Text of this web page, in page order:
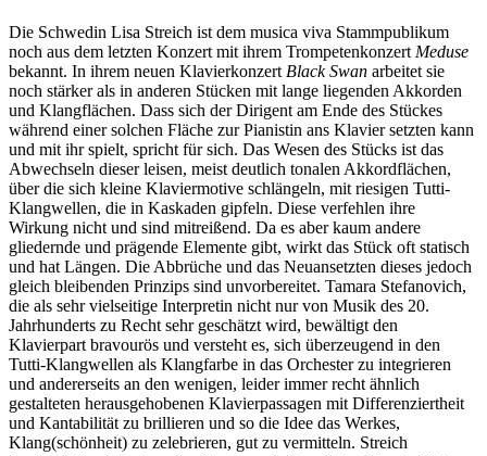
Die Schwedin Lisa Streich ist dem musica viva Stammpublikum
noch aus dem letzten Konzert mit ihrem Trompetenkonzert Meduse
bekannt. In ihrem neuen Klavierkonzert Black Swan arbeitet sie
noch stärker als in anderen Stücken mit lange liegenden Akkorden
und Klangflächen. Dass sich der Dirigent am Ende des Stückes
während einer solchen Fläche zur Pianistin ans Klavier setzten kann
und mit ihr spielt, spricht für sich. Das Wesen des Stücks ist das
Abwechseln dieser leisen, meist deutlich tonalen Akkordflächen,
über die sich kleine Klaviermotive schlängeln, mit riesigen Tutti-
Klangwellen, die in Kaskaden gipfeln. Diese verfehlen ihre
Wirkung nicht und sind mitreißend. Da es aber kaum andere
gliedernde und prägende Elemente gibt, wirkt das Stück oft statisch
und hat Längen. Die Abbrüche und das Neuansetzten dieses jedoch
gleich bleibenden Prinzips sind unvorbereitet. Tamara Stefanovich,
die als sehr vielseitige Interpretin nicht nur von Musik des 20.
Jahrhunderts zu Recht sehr geschätzt wird, bewältigt den
Klavierpart bravourös und versteht es, sich überzeugend in den
Tutti-Klangwellen als Klangfarbe in das Orchester zu integrieren
und andererseits an den wenigen, leider immer recht ähnlich
gestalteten herausgehobenen Klavierpassagen mit Differenziertheit
und Kantabilität zu brillieren und so die Idee das Werkes,
Klang(schönheit) zu zelebrieren, gut zu vermitteln. Streich